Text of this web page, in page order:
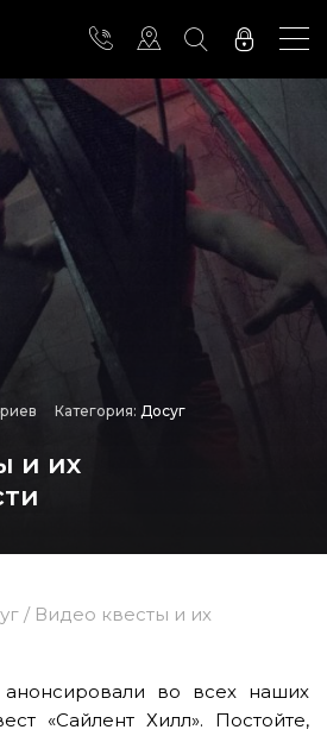
Категория: Досуг
и их
/ Видео квесты и их
во всех наших
«Сайлент Хилл». Постойте,